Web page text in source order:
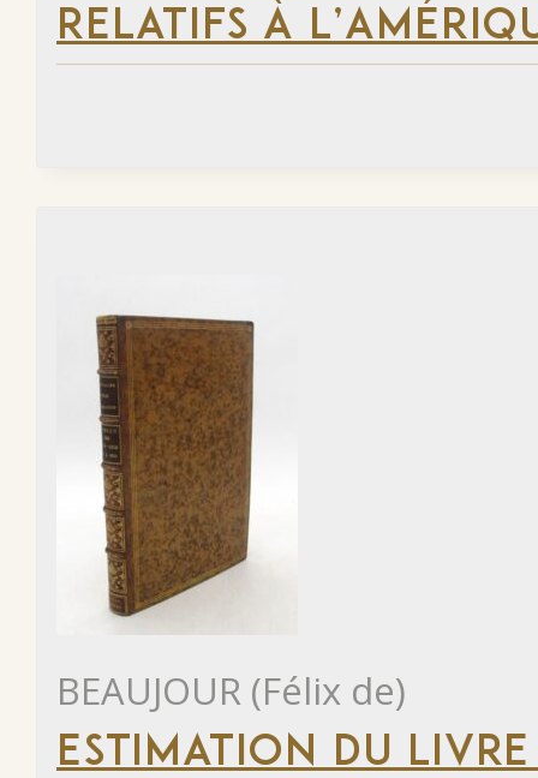
RELATIFS À
BEAUJOUR (Félix de)
ESTIMATION DU